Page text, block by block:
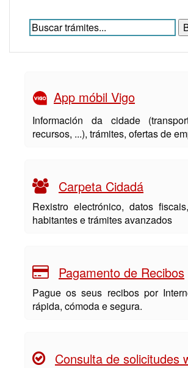
App móbil Vigo
Información da cidade
recursos, ...), trámites, ofertas de
Carpeta Cidadá
Rexistro electrónico, datos
habitantes e trámites avanzados
Pagamento de Recibos
Pague os seus recibos por
rápida, cómoda e segura.
Consulta de solicitudes